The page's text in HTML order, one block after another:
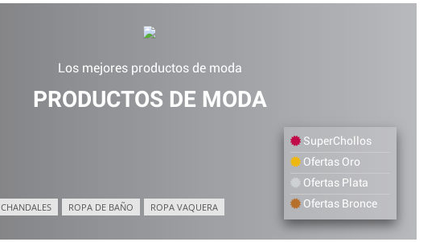
Los mejores productos de moda
PRODUCTOS DE MODA
CHANDALES ROPA DE BAÑO ROPA VAQUERA
SuperChollos
Ofertas Oro
Ofertas Plata
Ofertas Bronce